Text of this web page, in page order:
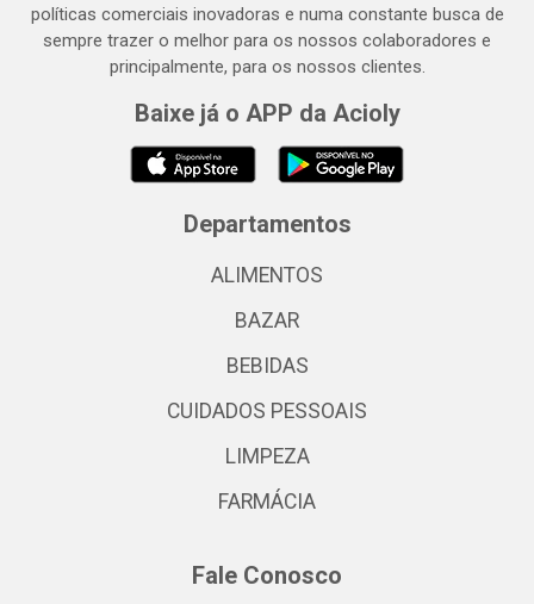
políticas comerciais inovadoras e numa constante busca de
sempre trazer o melhor para os nossos colaboradores e
principalmente, para os nossos clientes.
Baixe já o APP da Acioly
Departamentos
ALIMENTOS
BAZAR
BEBIDAS
CUIDADOS PESSOAIS
LIMPEZA
FARMÁCIA
Fale Conosco